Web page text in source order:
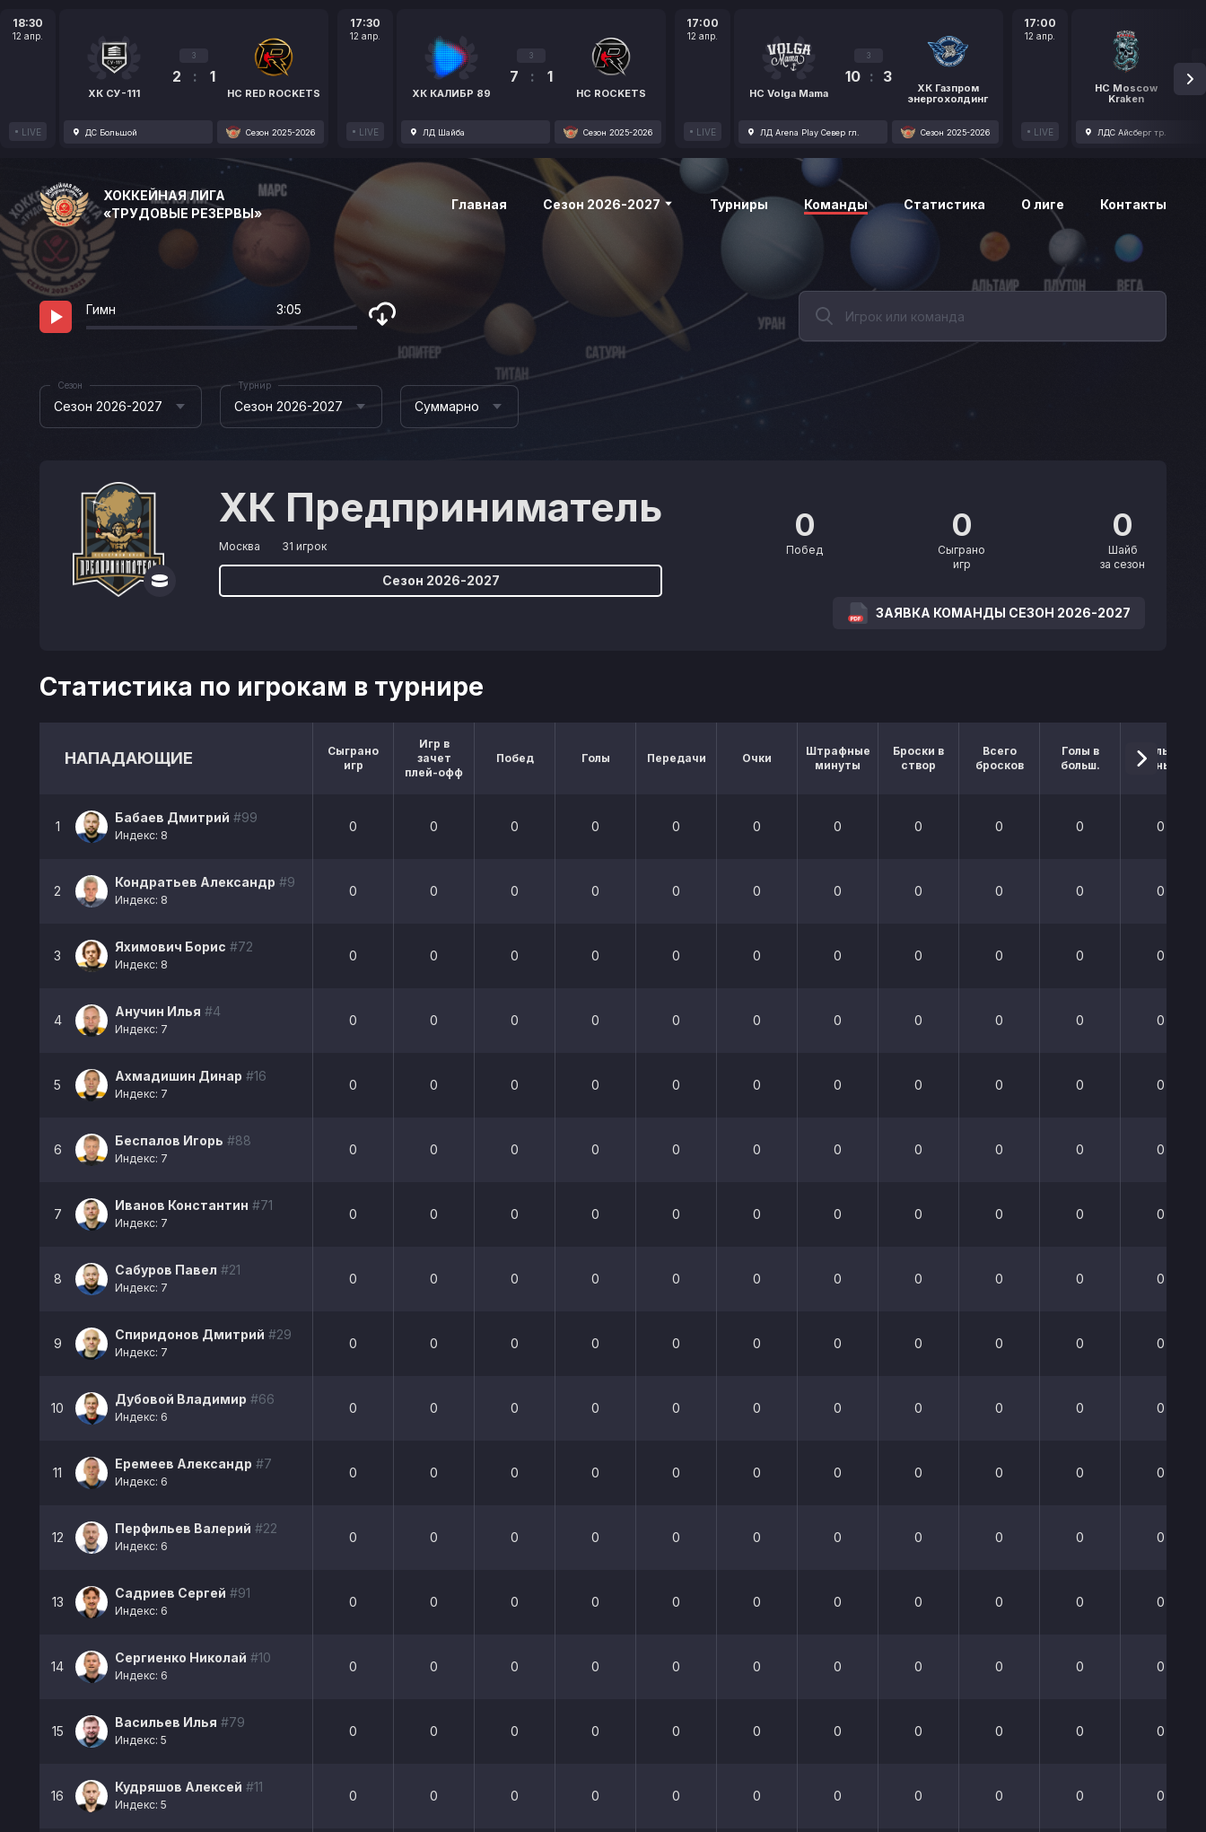
18:30
12 апр.
LIVE
ХК СУ-111
3
2 : 1
HC RED ROCKETS
ДС Большой Сезон 2025-2026
17:30
12 апр.
LIVE
ХК КАЛИБР 89
3
7 : 1
HC ROCKETS
ЛД Шайба Сезон 2025-2026
17:00
12 апр.
LIVE
HC Volga Mama
3
10 : 3
ХК Газпром
энергохолдинг
ЛД Arena Play Север гл. Сезон 2025-2026
17:00
12 апр.
LIVE
HC Moscow
Kraken
1
ЛДС Айсберг тр.
ХОККЕЙНАЯ ЛИГА
«ТРУДОВЫЕ РЕЗЕРВЫ»
Главная Сезон 2026-2027 Турниры Команды Статистика О лиге Контакты
Гимн 3:05
Сезон 2026-2027
Сезон
Сезон 2026-2027
Турнир
Суммарно
ХК Предприниматель
Москва 31 игрок
Сезон 2026-2027
0
Побед
0
Сыграно
игр
0
Шайб
за сезон
ЗАЯВКА КОМАНДЫ СЕЗОН 2026-2027
Статистика по игрокам в турнире
НАПАДАЮЩИЕ
Сыграно
игр
Игр в
зачет
плей-офф
Побед Голы Передачи Очки
Штрафные
минуты
Броски в
створ
Всего
бросков
Голы в
больш.
Голы в
меньш.
1
Бабаев Дмитрий #99
Индекс: 8
0 0 0 0 0 0 0 0 0 0 0
2
Кондратьев Александр #9
Индекс: 8
0 0 0 0 0 0 0 0 0 0 0
3
Яхимович Борис #72
Индекс: 8
0 0 0 0 0 0 0 0 0 0 0
4
Анучин Илья #4
Индекс: 7
0 0 0 0 0 0 0 0 0 0 0
5
Ахмадишин Динар #16
Индекс: 7
0 0 0 0 0 0 0 0 0 0 0
6
Беспалов Игорь #88
Индекс: 7
0 0 0 0 0 0 0 0 0 0 0
7
Иванов Константин #71
Индекс: 7
0 0 0 0 0 0 0 0 0 0 0
8
Сабуров Павел #21
Индекс: 7
0 0 0 0 0 0 0 0 0 0 0
9
Спиридонов Дмитрий #29
Индекс: 7
0 0 0 0 0 0 0 0 0 0 0
10
Дубовой Владимир #66
Индекс: 6
0 0 0 0 0 0 0 0 0 0 0
11
Еремеев Александр #7
Индекс: 6
0 0 0 0 0 0 0 0 0 0 0
12
Перфильев Валерий #22
Индекс: 6
0 0 0 0 0 0 0 0 0 0 0
13
Садриев Сергей #91
Индекс: 6
0 0 0 0 0 0 0 0 0 0 0
14
Сергиенко Николай #10
Индекс: 6
0 0 0 0 0 0 0 0 0 0 0
15
Васильев Илья #79
Индекс: 5
0 0 0 0 0 0 0 0 0 0 0
16
Кудряшов Алексей #11
Индекс: 5
0 0 0 0 0 0 0 0 0 0 0